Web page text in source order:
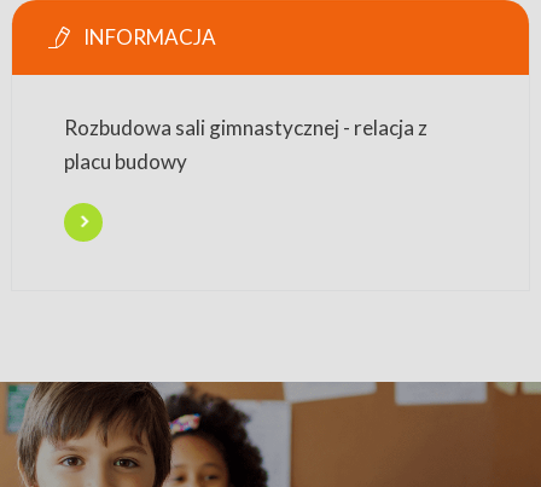
INFORMACJA
Rozbudowa sali gimnastycznej - relacja z
placu budowy